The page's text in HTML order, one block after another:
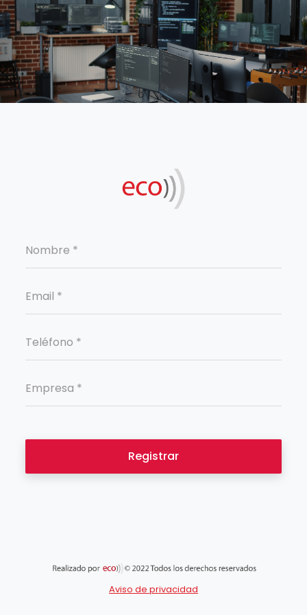
Registrar
Aviso de privacidad